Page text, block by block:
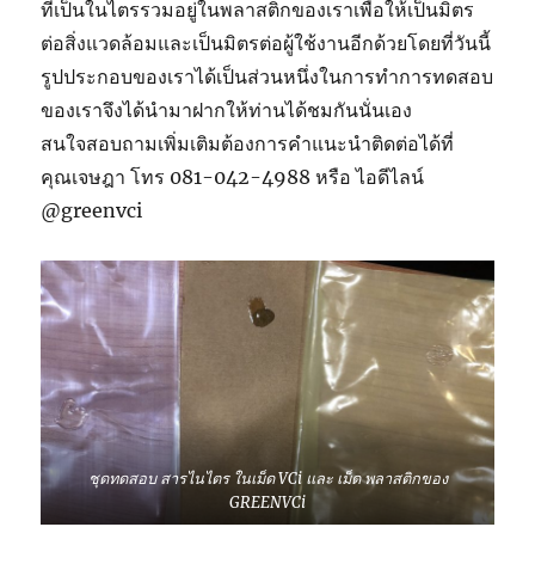
ที่เป็นในไตรรวมอยู่ในพลาสติกของเราเพื่อให้เป็นมิตร
ต่อสิ่งแวดล้อมและเป็นมิตรต่อผู้ใช้งานอีกด้วยโดยที่วันนี้
รูปประกอบของเราได้เป็นส่วนหนึ่งในการทำการทดสอบ
ของเราจึงได้นำมาฝากให้ท่านได้ชมกันนั่นเอง
สนใจสอบถามเพิ่มเติมต้องการคำแนะนำติดต่อได้ที่
คุณเจษฎา โทร 081-042-4988 หรือ ไอดีไลน์
@greenvci
ชุดทดสอบ สารไนไตร ในเม็ด VCi และ เม็ด พลาสติกของ
GREENVCi